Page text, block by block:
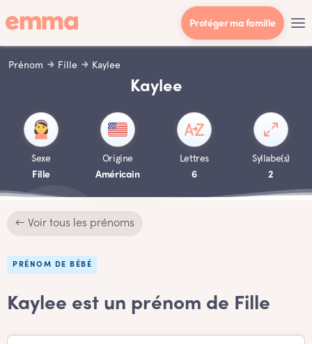
Protéger ma famille
Prénom Fille Kaylee
Kaylee
Sexe
Fille
Origine
Américain
Lettres
6
Syllabe(s)
2
← Voir tous les prénoms
PRÉNOM DE BÉBÉ
Kaylee est un prénom de Fille